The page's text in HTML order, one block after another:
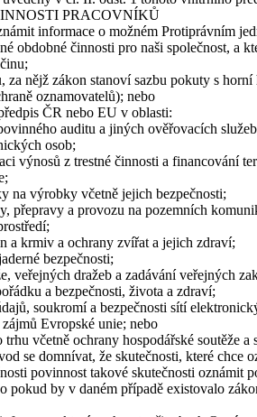
PRACOVNÍKŮ
informace o možném Protiprávním
obdobné činnosti pro naši společnost, a
nějž zákon stanoví sazbu pokuty s
oznamovatelů); nebo
ČR nebo EU v oblasti:
auditu a jiných ověřovacích
osob;
výnosů z trestné činnosti a financování
na výrobky včetně jejich bezpečnosti;
přepravy a provozu na pozemních
a krmiv a ochrany zvířat a jejich zdraví;
bezpečnosti;
veřejných dražeb a zadávání veřejných
a bezpečnosti, života a zdraví;
soukromí a bezpečnosti sítí
Evropské unie; nebo
včetně ochrany hospodářské soutěže a
se domnívat, že skutečnosti, které chce
povinnost takové skutečnosti oznámit
pokud by v daném případě existovalo